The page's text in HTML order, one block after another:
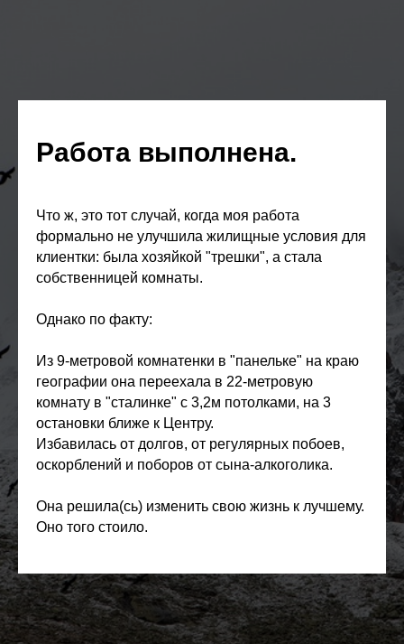
Работа выполнена.
Что ж, это тот случай, когда моя работа
формально не улучшила жилищные условия для
клиентки: была хозяйкой "трешки", а стала
собственницей комнаты.
Однако по факту:
Из 9-метровой комнатенки в "панельке" на краю
географии она переехала в 22-метровую
комнату в "сталинке" с 3,2м потолками, на 3
остановки ближе к Центру.
Избавилась от долгов, от регулярных побоев,
оскорблений и поборов от сына-алкоголика.
Она решила(сь) изменить свою жизнь к лучшему.
Оно того стоило.